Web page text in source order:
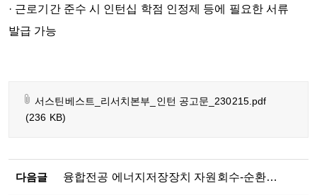
· 근로기간 준수 시 인턴십 학점 인정제 등에 필요한 서류
발급 가능
서스틴베스트_리서치본부_인턴 공고문_230215.pdf
(236 KB)
다음글 융합전공 에너지저장장치 자원회수-순환경제 전공 설명회 개최(2026.07.10.)